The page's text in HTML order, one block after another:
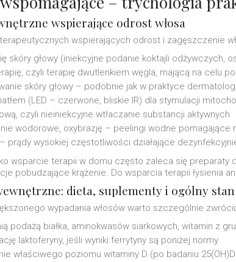
wspierające odrost włosa
wspierających odrost i zagęszczenie
skóry głowy (iniekcyjne podanie koktajli odżywczych,
czyli terapię dwutlenkiem węgla, mającą na celu
skóry głowy – podobnie jak w praktyce
(LED – czerwone, bliskie IR) dla stymulacji
czyli nieiniekcyjne wtłaczanie substancji aktywnych
wodorowe, oxybrazję – peelingi wodne pomagające
– prądy wysokiej częstotliwości działające
wsparcie terapii w domu często zaleca się preparaty
pobudzające krążenie. Do wsparcia terapii łysienia
dieta, suplementy i ogólny
wypadania włosów warto szczególnie
podażą białka, aminokwasów siarkowych, witamin z
laktoferyny, jeśli wyniki ferrytyny są poniżej normy
właściwego poziomu witaminy D (po badaniu